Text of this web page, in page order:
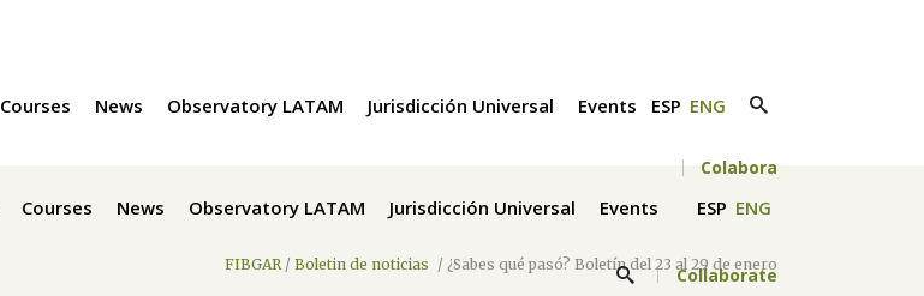
Courses News Observatory LATAM Jurisdicción Universal Events ESP ENG
Collaborate
Courses News Observatory LATAM Jurisdicción Universal Events ESP ENG
Colabora
FIBGAR / Boletin de noticias / ¿Sabes qué pasó? Boletín del 23 al 29 de enero